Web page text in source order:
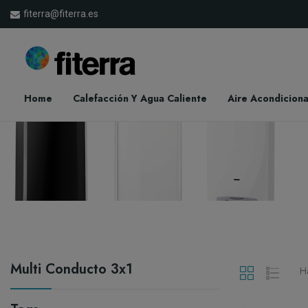
fiterra@fiterra.es
Home Calefacción Y Agua Caliente Aire
Multi Conducto 3x1